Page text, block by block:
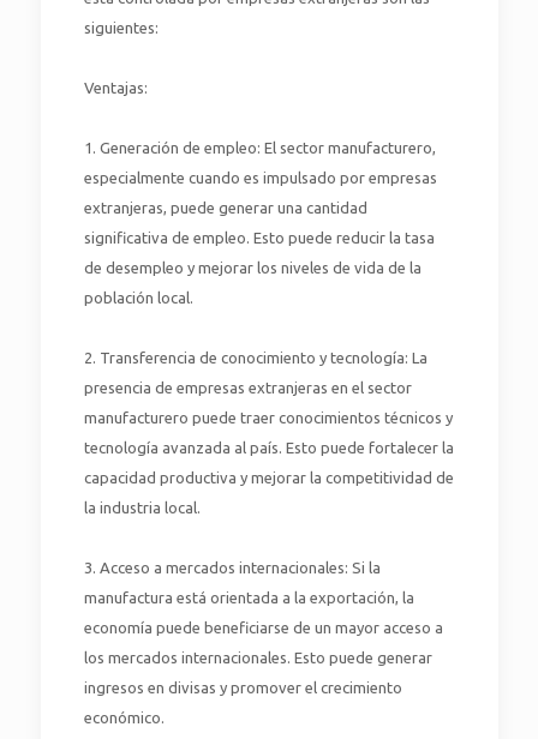
siguientes:
Ventajas:
1. Generación de empleo: El sector manufacturero,
especialmente cuando es impulsado por empresas
extranjeras, puede generar una cantidad
significativa de empleo. Esto puede reducir la tasa
de desempleo y mejorar los niveles de vida de la
población local.
2. Transferencia de conocimiento y tecnología: La
presencia de empresas extranjeras en el sector
manufacturero puede traer conocimientos técnicos y
tecnología avanzada al país. Esto puede fortalecer la
capacidad productiva y mejorar la competitividad de
la industria local.
3. Acceso a mercados internacionales: Si la
manufactura está orientada a la exportación, la
economía puede beneficiarse de un mayor acceso a
los mercados internacionales. Esto puede generar
ingresos en divisas y promover el crecimiento
económico.